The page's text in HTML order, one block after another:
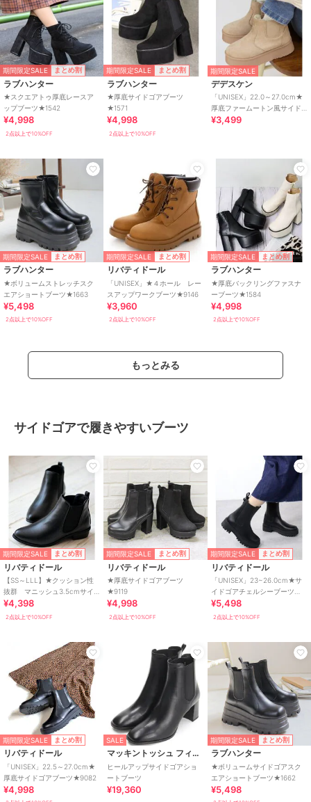
期間限定SALE まとめ割
ラブハンター
★スクエアトゥ厚底レースア
ップブーツ★1542
¥4,998
2点以上で10%OFF
期間限定SALE まとめ割
ラブハンター
★厚底サイドゴアブーツ
★1571
¥4,998
2点以上で10%OFF
期間限定SALE
デデスケン
「UNISEX」22.0～27.0cm★
厚底ファームートン風サイド
ゴアブーツ★6364
¥3,499
期間限定SALE まとめ割
ラブハンター
★ボリュームストレッチスク
エアショートブーツ★1663
¥5,498
2点以上で10%OFF
期間限定SALE まとめ割
リバティドール
「UNISEX」★４ホール レー
スアップワークブーツ★9146
¥3,960
2点以上で10%OFF
期間限定SALE まとめ割
ラブハンター
★厚底バックリングファスナ
ーブーツ★1584
¥4,998
2点以上で10%OFF
もっとみる
サイドゴアで履きやすいブーツ
期間限定SALE まとめ割
リバティドール
【SS～LLL】★クッション性
抜群 マニッシュ3.5cmサイ
ドゴアブーツ★5448-SA
¥4,398
2点以上で10%OFF
期間限定SALE まとめ割
リバティドール
★厚底サイドゴアブーツ
★9119
¥4,998
2点以上で10%OFF
期間限定SALE まとめ割
リバティドール
「UNISEX」23~26.0cm★サ
イドゴアチェルシーブーツ
★9086
¥5,498
2点以上で10%OFF
期間限定SALE まとめ割
リバティドール
「UNISEX」22.5～27.0cm★
厚底サイドゴアブーツ★9082
¥4,998
SALE
マッキントッシュ フィロソフィー
ヒールアップサイドゴアショ
ートブーツ
¥19,360
期間限定SALE まとめ割
ラブハンター
★ボリュームサイドゴアスク
エアショートブーツ★1662
¥5,498